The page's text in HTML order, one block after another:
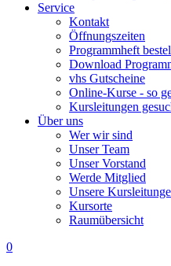
Service
Kontakt
Öffnungszeiten
Programmheft
Download
vhs Gutscheine
Online-Kurse - so
Kursleitungen
Über uns
Wer wir sind
Unser Team
Unser Vorstand
Werde Mitglied
Unsere
Kursorte
Raumübersicht
0